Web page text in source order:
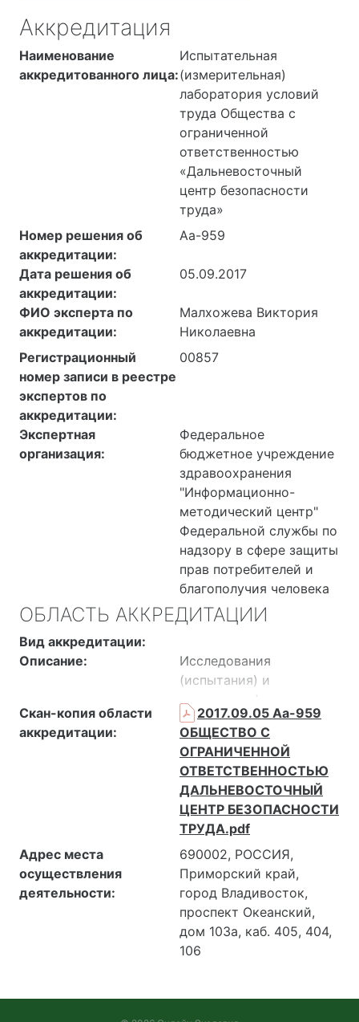
Аккредитация
Наименование
аккредитованного лица:
Испытательная
(измерительная)
лаборатория условий
труда Общества с
ограниченной
ответственностью
«Дальневосточный
центр безопасности
труда»
Номер решения об
аккредитации:
Аа-959
Дата решения об
аккредитации:
05.09.2017
ФИО эксперта по
аккредитации:
Малхожева Виктория
Николаевна
Регистрационный
номер записи в реестре
экспертов по
аккредитации:
00857
Экспертная
организация:
Федеральное
бюджетное учреждение
здравоохранения
"Информационно-
методический центр"
Федеральной службы по
надзору в сфере защиты
прав потребителей и
благополучия человека
ОБЛАСТЬ АККРЕДИТАЦИИ
Вид аккредитации:
Описание:
Исследования
(испытания) и
измерения физических
и, химических
факторов,оценка
факторов трудового
процесса, оценка
биологического
фактора, оценка
травмоопасности,
оценка эффективности
средств
индивидуальной
защиты.
Скан-копия области
аккредитации:
2017.09.05 Аа-959
ОБЩЕСТВО С
ОГРАНИЧЕННОЙ
ОТВЕТСТВЕННОСТЬЮ
ДАЛЬНЕВОСТОЧНЫЙ
ЦЕНТР БЕЗОПАСНОСТИ
ТРУДА.pdf
Адрес места
осуществления
деятельности:
690002, РОССИЯ,
Приморский край,
город Владивосток,
проспект Океанский,
дом 103а, каб. 405, 404,
106